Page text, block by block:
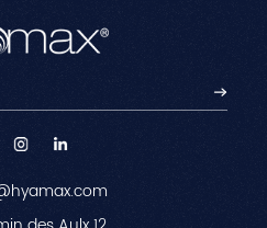
contours du visage tout
apparence jeune et